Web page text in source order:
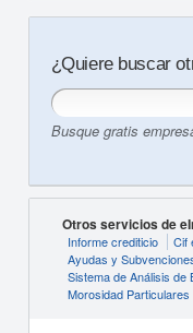
¿Quiere buscar
Busque gratis
Otros servicios de
Informe crediticio Cif
Ayudas y
Sistema de Análisis de
Morosidad Particulares